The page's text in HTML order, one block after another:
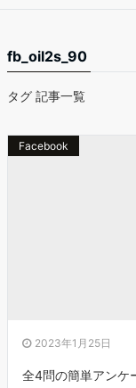
fb_oil2s_90
タグ 記事一覧
Facebook
2023年1月25日
全4問の簡単アンケ